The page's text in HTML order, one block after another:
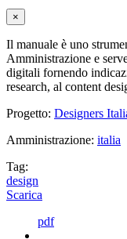
×
Il manuale è uno
Amministrazione e
digitali fornendo
research, al content
Progetto: Designers
Amministrazione: italia
Tag:
design
Scarica
pdf